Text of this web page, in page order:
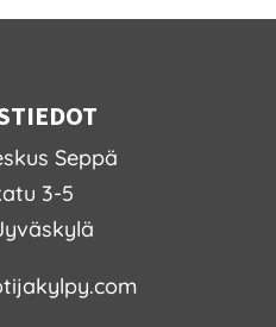
Seppä
3-5